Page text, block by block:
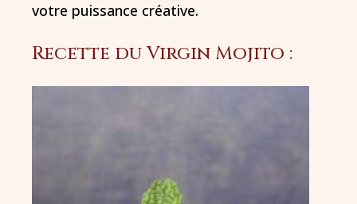
votre puissance créative.
Recette du Virgin Mojito :